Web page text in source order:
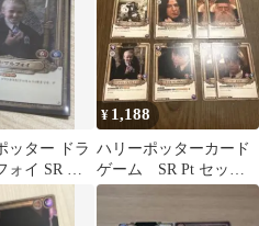
ッター ドラ
ォイ SR ホ
¥ 1,188
ハリーポッターカード
ゲーム SR Pt セット
売り